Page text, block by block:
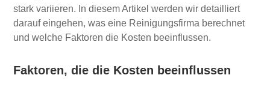
stark variieren. In diesem Artikel werden wir detailliert
darauf eingehen, was eine Reinigungsfirma berechnet
und welche Faktoren die Kosten beeinflussen.
Faktoren, die die Kosten beeinflussen